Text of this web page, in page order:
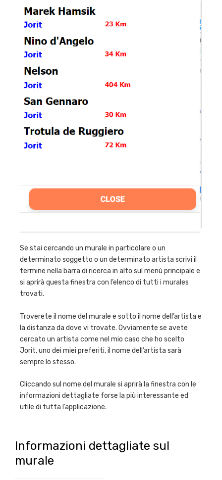
Se stai cercando un murale in particolare o un
determinato soggetto o un determinato artista scrivi il
termine nella barra di ricerca in alto sul menù principale e
si aprirà questa finestra con l’elenco di tutti i murales
trovati.
Troverete il nome del murale e sotto il nome dell’artista e
la distanza da dove vi trovate. Ovviamente se avete
cercato un artista come nel mio caso che ho scelto
Jorit, uno dei miei preferiti, il nome dell’artista sarà
sempre lo stesso.
Cliccando sul nome del murale si aprirà la finestra con le
informazioni dettagliate forse la più interessante ed
utile di tutta l’applicazione.
Informazioni dettagliate sul
murale